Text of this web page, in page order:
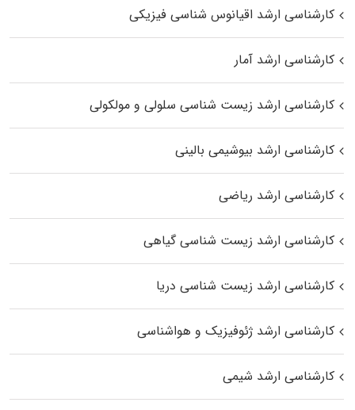
کارشناسی ارشد اقیانوس‌ شناسی فیزیکی
کارشناسی ارشد آمار
کارشناسی ارشد زیست شناسی سلولی و مولکولی
کارشناسی ارشد بیوشیمی بالینی
کارشناسی ارشد ریاضی
کارشناسی ارشد زیست‌ شناسی گیاهی
کارشناسی ارشد زیست‌ شناسی دریا
کارشناسی ارشد ژئوفیزیک و هواشناسی
کارشناسی ارشد شیمی